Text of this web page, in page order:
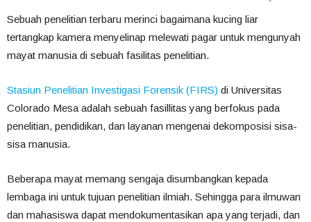
Sebuah penelitian terbaru merinci bagaimana kucing liar
tertangkap kamera menyelinap melewati pagar untuk mengunyah
mayat manusia di sebuah fasilitas penelitian.
Stasiun Penelitian Investigasi Forensik (FIRS) di Universitas
Colorado Mesa adalah sebuah fasillitas yang berfokus pada
penelitian, pendidikan, dan layanan mengenai dekomposisi sisa-
sisa manusia.
Beberapa mayat memang sengaja disumbangkan kepada
lembaga ini untuk tujuan penelitian ilmiah. Sehingga para ilmuwan
dan mahasiswa dapat mendokumentasikan apa yang terjadi, dan